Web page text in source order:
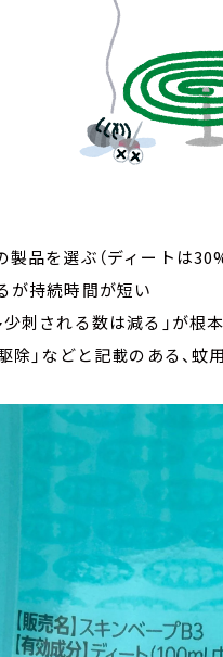
品を選ぶ（ディートは
が持続時間が短い
刺される数は減る」が根
除」などと記載のある、蚊